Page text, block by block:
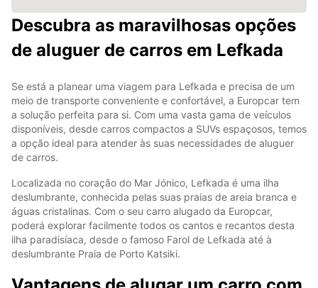
Descubra as maravilhosas opções
de aluguer de carros em Lefkada
Se está a planear uma viagem para Lefkada e precisa de um
meio de transporte conveniente e confortável, a Europcar tem
a solução perfeita para si. Com uma vasta gama de veículos
disponíveis, desde carros compactos a SUVs espaçosos, temos
a opção ideal para atender às suas necessidades de aluguer
de carros.
Localizada no coração do Mar Jónico, Lefkada é uma ilha
deslumbrante, conhecida pelas suas praias de areia branca e
águas cristalinas. Com o seu carro alugado da Europcar,
poderá explorar facilmente todos os cantos e recantos desta
ilha paradisíaca, desde o famoso Farol de Lefkada até à
deslumbrante Praia de Porto Katsiki.